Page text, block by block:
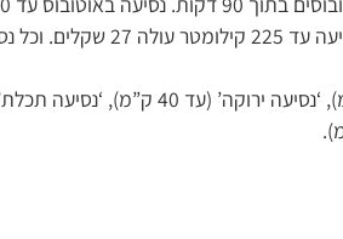
שקלים. נסיעה באוטובוס עד 120 ק”מ עולה 16